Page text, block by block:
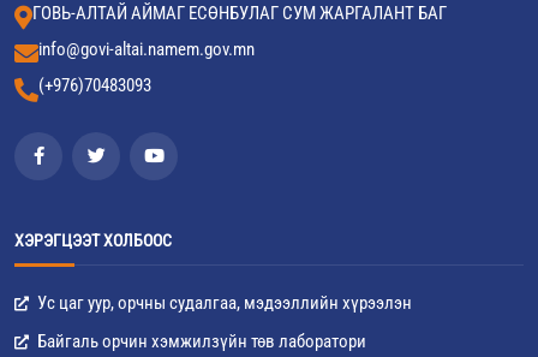
ГОВЬ-АЛТАЙ АЙМАГ ЕСӨНБУЛАГ СУМ ЖАРГАЛАНТ БАГ
info@govi-altai.namem.gov.mn
(+976)70483093
ХЭРЭГЦЭЭТ ХОЛБООС
Ус цаг уур, орчны судалгаа, мэдээллийн хүрээлэн
Байгаль орчин хэмжилзүйн төв лаборатори